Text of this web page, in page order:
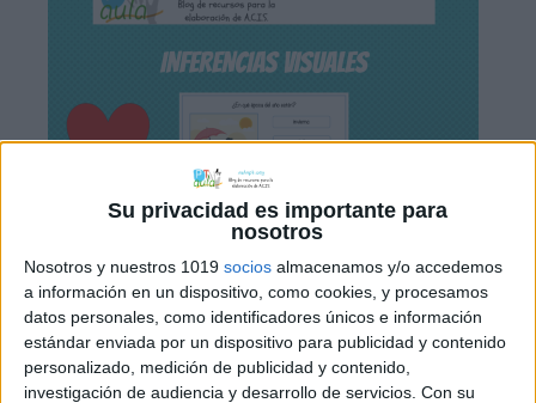
Su privacidad es importante para
nosotros
Nosotros y nuestros 1019 socios almacenamos y/o accedemos
a información en un dispositivo, como cookies, y procesamos
datos personales, como identificadores únicos e información
estándar enviada por un dispositivo para publicidad y contenido
personalizado, medición de publicidad y contenido,
investigación de audiencia y desarrollo de servicios. Con su
A partir de las fichas de inferencias
lógicas visuales que os compartíamos
hace unos días, he elaborado un juego
online. Ideal para trabajar inferencias.
Si el alumno/a puede leer es mejor que lo